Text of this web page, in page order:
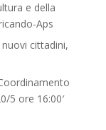
e della
Aps
cittadini,
5 ore 16:00′